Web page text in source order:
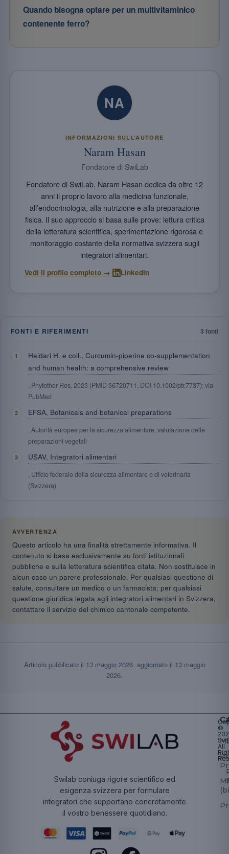
Quando bisogna optare per un multivitaminico
contenente ferro?
NA
INFORMAZIONI SULL’AUTORE
Naram Hasan
Fondatore di SwiLab
Fondatore di SwiLab, Naram Hasan dedica da oltre 12
anni il proprio lavoro alla medicina funzionale,
all’endocrinologia, alla nutrizione e alla preparazione
fisica. Il suo approccio si basa sulle prove: lettura critica
della letteratura scientifica, sperimentazione rigorosa e
monitoraggio costante della normativa svizzera sugli
integratori alimentari.
Vedi il profilo completo → LinkedIn
FONTI E RIFERIMENTI 3 fonti
Heidari H. e coll., Curcumin-piperine co-supplementation
and human health: a comprehensive review
, Phytother Res, 2023 (PMID 36720711, DOI 10.1002/ptr.7737): via
PubMed
EFSA, Botanicals and botanical preparations
, Autorità europea per la sicurezza alimentare, valutazione delle
preparazioni vegetali
USAV, Integratori alimentari
, Ufficio federale della sicurezza alimentare e di veterinaria
(Svizzera)
AVVERTENZA
Questo articolo ha una finalità strettamente informativa. Il
contenuto si basa esclusivamente su fonti istituzionali
pubbliche e sulla letteratura scientifica citata. Non sostituisce in
alcun caso un parere professionale. Per qualsiasi questione di
salute, consultare un medico o un farmacista; per qualsiasi
questione giuridica legata agli integratori alimentari in Svizzera,
contattare il servizio del chimico cantonale competente.
Articolo pubblicato il 13 maggio 2026, aggiornato il 13 maggio
2026.
Swilab coniuga rigore scientifico ed
esigenza svizzera per formulare
integratori che supportano concretamente
il vostro benessere quotidiano.
©
All